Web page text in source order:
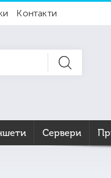
Контакти
Сервери